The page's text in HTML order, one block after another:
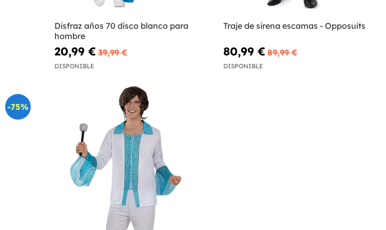
Disfraz años 70 disco blanco para
hombre
20,99 € 39,99 €
DISPONIBLE
Traje de sirena escamas - Opposuits
80,99 € 89,99 €
DISPONIBLE
-75%